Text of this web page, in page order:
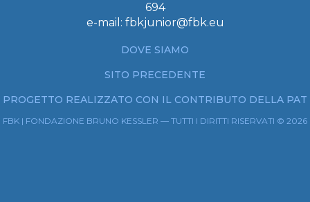
694
e-mail: fbkjunior@fbk.eu
DOVE SIAMO
SITO PRECEDENTE
PROGETTO REALIZZATO CON IL CONTRIBUTO DELLA PAT
FBK | FONDAZIONE BRUNO KESSLER — TUTTI I DIRITTI RISERVATI © 2026